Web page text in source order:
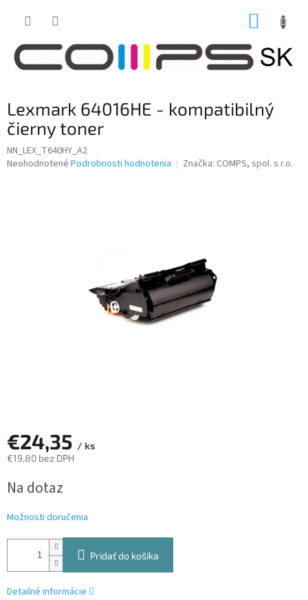
Lexmark 64016HE - kompatibilný
čierny toner
NN_LEX_T640HY_A2
Priemerné
Neohodnotené Podrobnosti hodnotenia Značka: COMPS, spol. s r.o.
€24,35 / ks
€19,80 bez DPH
cena:
Na dotaz
Možnosti doručenia
Pridať do košíka
Detailné informácie